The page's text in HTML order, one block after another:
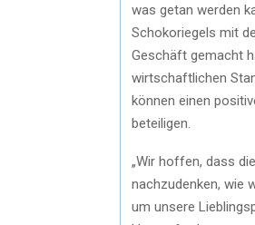
was getan werden
Schokoriegels mit
Geschäft gemacht
wirtschaftlichen
können einen
beteiligen.
„Wir hoffen, dass
nachzudenken, wie
um unsere